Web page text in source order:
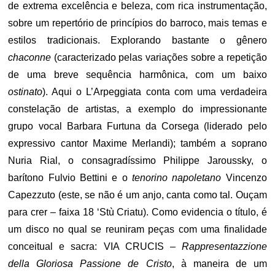
de extrema excelência e beleza, com rica instrumentação,
sobre um repertório de princípios do barroco, mais temas e
estilos tradicionais. Explorando bastante o gênero
chaconne (caracterizado pelas variações sobre a repetição
de uma breve sequência harmônica, com um baixo
ostinato). Aqui o L’Arpeggiata conta com uma verdadeira
constelação de artistas, a exemplo do impressionante
grupo vocal Barbara Furtuna da Corsega (liderado pelo
expressivo cantor Maxime Merlandi); também a soprano
Nuria Rial, o consagradíssimo Philippe Jaroussky, o
barítono Fulvio Bettini e o tenorino napoletano Vincenzo
Capezzuto (este, se não é um anjo, canta como tal. Ouçam
para crer – faixa 18 ‘Stù Criatu). Como evidencia o título, é
um disco no qual se reuniram peças com uma finalidade
conceitual e sacra: VIA CRUCIS – Rappresentazzione
della Gloriosa Passione de Cristo, à maneira de um